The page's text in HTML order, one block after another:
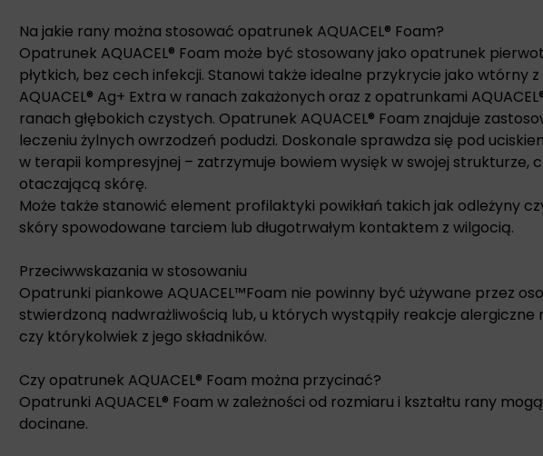
Na jakie rany można stosować opatrunek AQUACEL® Foam?
Opatrunek AQUACEL® Foam może być stosowany jako opatrunek
płytkich, bez cech infekcji. Stanowi także idealne przykrycie jako wtórny
AQUACEL® Ag+ Extra w ranach zakażonych oraz z opatrunkami
ranach głębokich czystych. Opatrunek AQUACEL® Foam znajduje
leczeniu żylnych owrzodzeń podudzi. Doskonale sprawdza się pod
w terapii kompresyjnej – zatrzymuje bowiem wysięk w swojej strukturze,
otaczającą skórę.
Może także stanowić element profilaktyki powikłań takich jak odleżyny
skóry spowodowane tarciem lub długotrwałym kontaktem z wilgocią.
Przeciwwskazania w stosowaniu
Opatrunki piankowe AQUACEL™Foam nie powinny być używane przez
stwierdzoną nadwrażliwością lub, u których wystąpiły reakcje alergiczne
czy którykolwiek z jego składników.
Czy opatrunek AQUACEL® Foam można przycinać?
Opatrunki AQUACEL® Foam w zależności od rozmiaru i kształtu rany
docinane.